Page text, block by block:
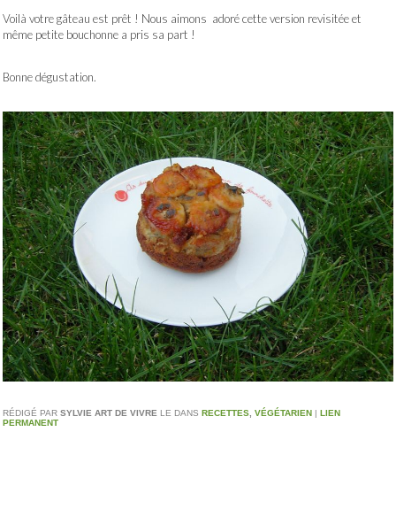
Voilà votre gâteau est prêt ! Nous aimons adoré cette version revisitée et
même petite bouchonne a pris sa part !
Bonne dégustation.
RÉDIGÉ PAR SYLVIE ART DE VIVRE LE DANS RECETTES VÉGÉTARIEN | LIEN
PERMANENT